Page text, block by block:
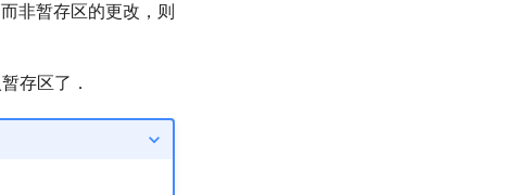
非暂存区的更改，则
存区了．